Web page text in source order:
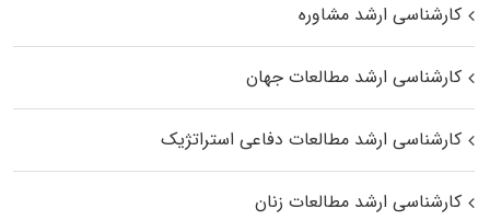
کارشناسی ارشد مشاوره
کارشناسی ارشد مطالعات جهان
کارشناسی ارشد مطالعات دفاعی استراتژیک
کارشناسی ارشد مطالعات زنان